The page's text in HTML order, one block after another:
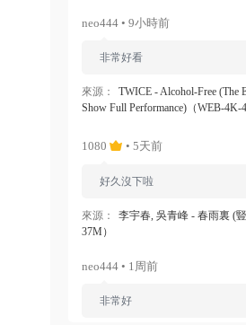
neo444 • 9小時前
非常好看
來源：
TWICE - Alcohol-Free (The
Show Full Performance)（WEB-4K-
1080 • 5天前
好久沒下啦
來源：
李宇春, 吳青峰 - 春雨裏 (
37M）
neo444 • 1周前
非常好